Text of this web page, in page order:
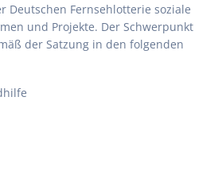
Deutschen Fernsehlotterie soziale
und Projekte. Der Schwerpunkt
der Satzung in den folgenden